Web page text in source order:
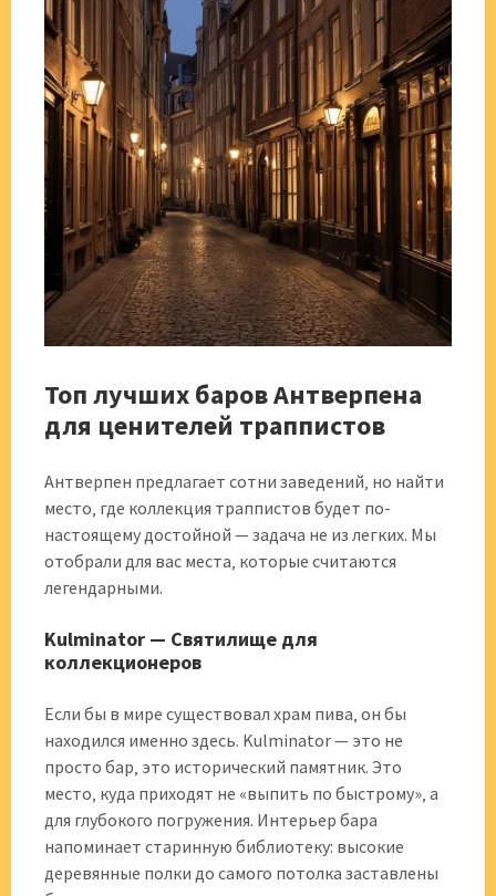
Топ лучших баров Антверпена
для ценителей траппистов
Антверпен предлагает сотни заведений‚ но найти
место‚ где коллекция траппистов будет по-
настоящему достойной — задача не из легких. Мы
отобрали для вас места‚ которые считаются
легендарными.
Kulminator — Святилище для
коллекционеров
Если бы в мире существовал храм пива‚ он бы
находился именно здесь. Kulminator — это не
просто бар‚ это исторический памятник. Это
место‚ куда приходят не «выпить по быстрому»‚ а
для глубокого погружения. Интерьер бара
напоминает старинную библиотеку: высокие
деревянные полки до самого потолка заставлены